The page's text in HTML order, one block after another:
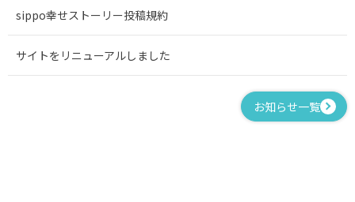
sippo幸せストーリー投稿規約
サイトをリニューアルしました
お知らせ一覧